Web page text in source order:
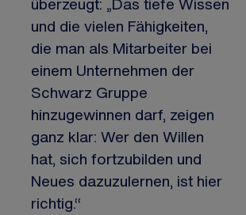
und die vielen Fähigkeiten,
die man als Mitarbeiter bei
einem Unternehmen der
Schwarz Gruppe
hinzugewinnen darf, zeigen
ganz klar: Wer den Willen
hat, sich fortzubilden und
Neues dazuzulernen, ist hier
richtig.“